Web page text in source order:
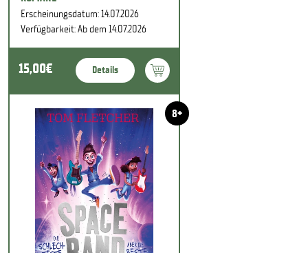
Erscheinungsdatum: 14.07.2026
Verfügbarkeit: Ab dem 14.07.2026
15,00€ Details
8+